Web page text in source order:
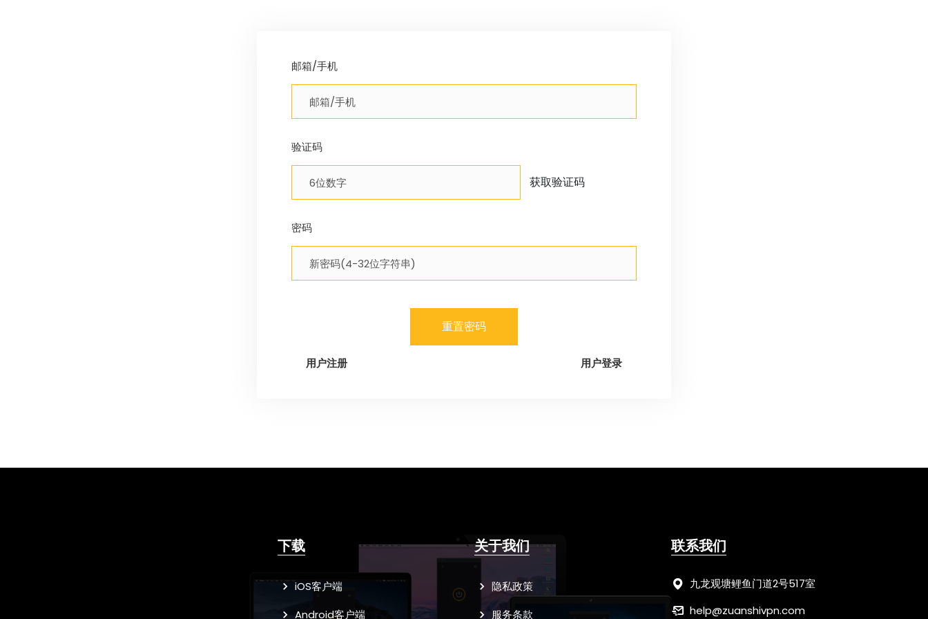
邮箱/手机
验证码
获取验证码
密码
重置密码
用户注册 用户登录
下载
iOS客户端
Android客户端
关于我们
隐私政策
服务条款
联系我们
九龙观塘鲤鱼门道2号517室
help@zuanshivpn.com